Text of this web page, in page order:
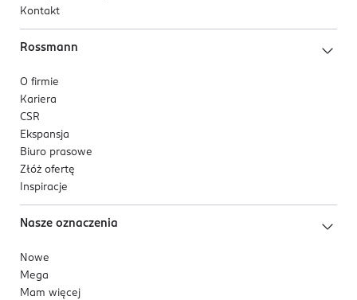
Kontakt
Rossmann
O firmie
Kariera
CSR
Ekspansja
Biuro prasowe
Złóż ofertę
Inspiracje
Nasze oznaczenia
Nowe
Mega
Mam więcej